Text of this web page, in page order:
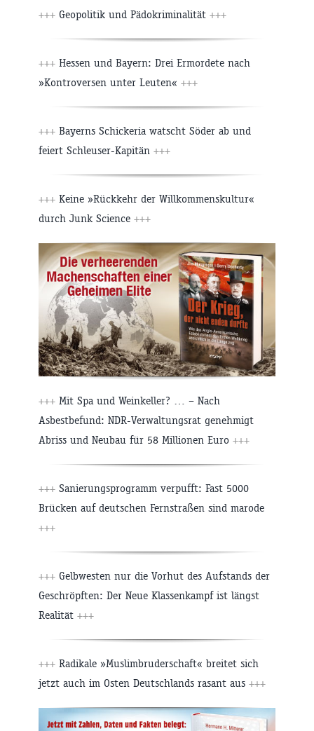
+++ Geopolitik und Pädokriminalität +++
+++ Hessen und Bayern: Drei Ermordete nach
»Kontroversen unter Leuten« +++
+++ Bayerns Schickeria watscht Söder ab und
feiert Schleuser-Kapitän +++
+++ Keine »Rückkehr der Willkommenskultur«
durch Junk Science +++
+++ Mit Spa und Weinkeller? … – Nach
Asbestbefund: NDR-Verwaltungsrat genehmigt
Abriss und Neubau für 58 Millionen Euro +++
+++ Sanierungsprogramm verpufft: Fast 5000
Brücken auf deutschen Fernstraßen sind marode
+++
+++ Gelbwesten nur die Vorhut des Aufstands der
Geschröpften: Der Neue Klassenkampf ist längst
Realität +++
+++ Radikale »Muslimbruderschaft« breitet sich
jetzt auch im Osten Deutschlands rasant aus +++